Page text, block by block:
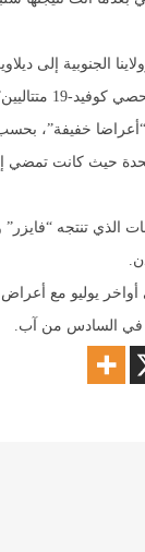
الجنوبية إلى
متتاليين”.
حيث كانت تمضي
الذي تنتجه
إصابة الرئيس الأميركي البالغ 79 عاما
في السادس من آب.